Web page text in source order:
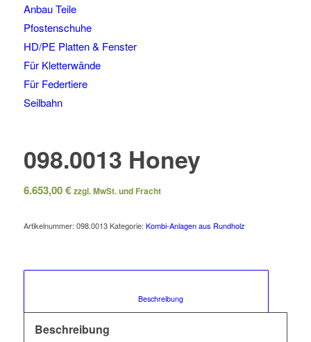
Anbau Teile
Pfostenschuhe
HD/PE Platten & Fenster
Für Kletterwände
Für Federtiere
Seilbahn
098.0013 Honey
6.653,00€ zzgl. MwSt. und Fracht
Artikelnummer: 098.0013 Kategorie: Kombi-Anlagen aus Rundholz
						Beschreibung
Beschreibung